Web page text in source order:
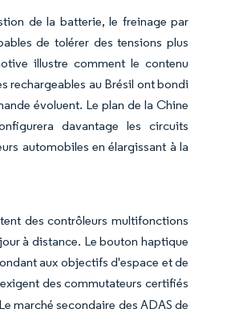
de la batterie, le freinage par
de tolérer des tensions plus
illustre comment le contenu
rechargeables au Brésil ont bondi
évoluent. Le plan de la Chine
davantage les circuits
automobiles en élargissant à la
des contrôleurs multifonctions
à distance. Le bouton haptique
aux objectifs d'espace et de
des commutateurs certifiés
marché secondaire des ADAS de